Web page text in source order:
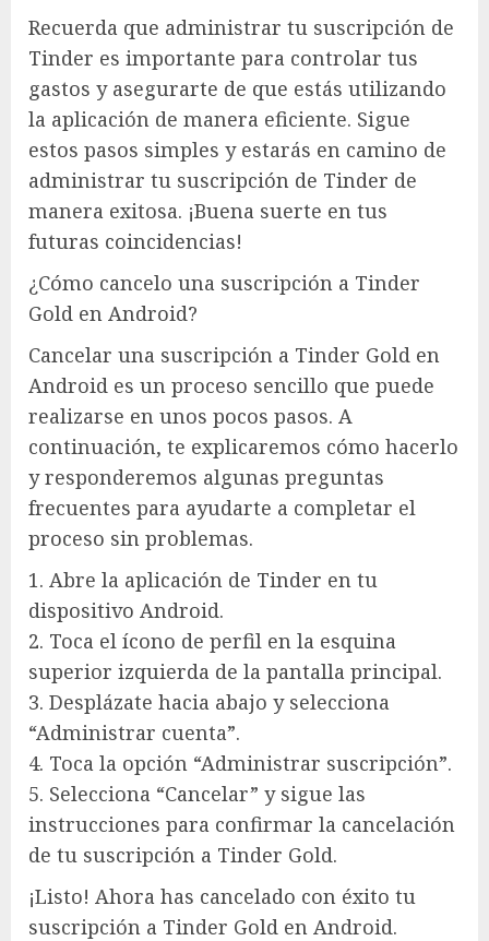
Recuerda que administrar tu suscripción de
Tinder es importante para controlar tus
gastos y asegurarte de que estás utilizando
la aplicación de manera eficiente. Sigue
estos pasos simples y estarás en camino de
administrar tu suscripción de Tinder de
manera exitosa. ¡Buena suerte en tus
futuras coincidencias!
¿Cómo cancelo una suscripción a Tinder
Gold en Android?
Cancelar una suscripción a Tinder Gold en
Android es un proceso sencillo que puede
realizarse en unos pocos pasos. A
continuación, te explicaremos cómo hacerlo
y responderemos algunas preguntas
frecuentes para ayudarte a completar el
proceso sin problemas.
1. Abre la aplicación de Tinder en tu
dispositivo Android.
2. Toca el ícono de perfil en la esquina
superior izquierda de la pantalla principal.
3. Desplázate hacia abajo y selecciona
“Administrar cuenta”.
4. Toca la opción “Administrar suscripción”.
5. Selecciona “Cancelar” y sigue las
instrucciones para confirmar la cancelación
de tu suscripción a Tinder Gold.
¡Listo! Ahora has cancelado con éxito tu
suscripción a Tinder Gold en Android.